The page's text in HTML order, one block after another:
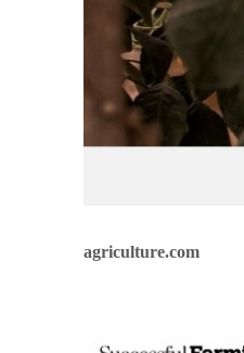
agriculture.com